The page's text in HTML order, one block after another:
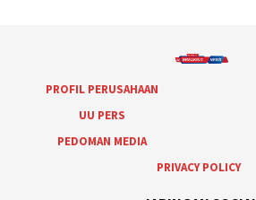
PROFIL PERUSAHAAN
UU PERS
PEDOMAN MEDIA
PRIVACY POLICY